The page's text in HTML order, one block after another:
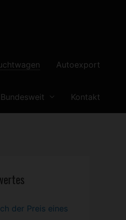
Autoexport
Kontakt
der Preis eines